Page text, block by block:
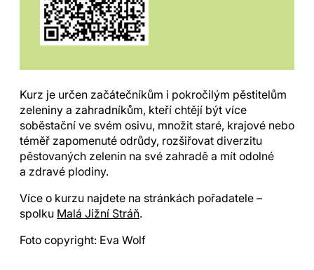
Kurz je určen začátečníkům i pokročilým pěstitelům
zeleniny a zahradníkům, kteří chtějí být více
soběstační ve svém osivu, množit staré, krajové nebo
téměř zapomenuté odrůdy, rozšiřovat diverzitu
pěstovaných zelenin na své zahradě a mít odolné
a zdravé plodiny.
Více o kurzu najdete na stránkách pořadatele –
spolku Malá Jižní Stráň.
Foto copyright: Eva Wolf